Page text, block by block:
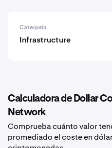
Categoría
Infrastructure
Calculadora de Dollar
Network
Comprueba cuánto valor
promediado el coste en